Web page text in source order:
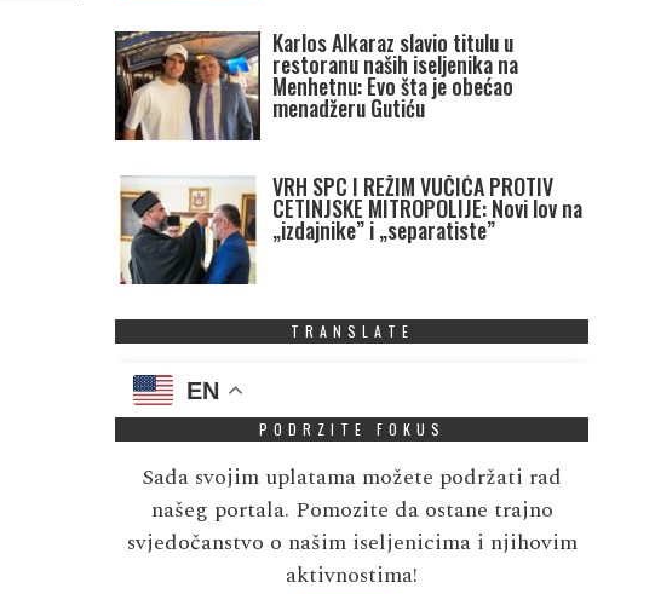
Karlos Alkaraz slavio titulu u
restoranu naših iseljenika na
Menhetnu: Evo šta je obećao
menadžeru Gutiću
VRH SPC I REŽIM VUČIĆA PROTIV
CETINJSKE MITROPOLIJE: Novi lov na
„izdajnike” i „separatiste”
TRANSLATE
EN
PODRZITE FOKUS
Sada svojim uplatama možete podržati rad
našeg portala. Pomozite da ostane trajno
svjedočanstvo o našim iseljenicima i njihovim
aktivnostima!